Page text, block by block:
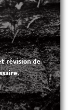
révision de